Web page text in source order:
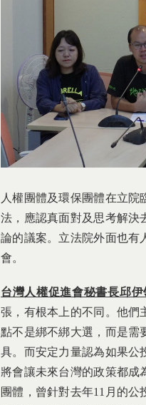
人權團體及環保團體在立
法，應認真面對及思考解決
論的議案。立法院外面也有
會。
台灣人權促進會秘書長邱伊
張，有根本上的不同。他們
點不是綁不綁大選，而是需
具。而安定力量認為如果公
將會讓未來台灣的政策都成
團體，曾針對去年11月的